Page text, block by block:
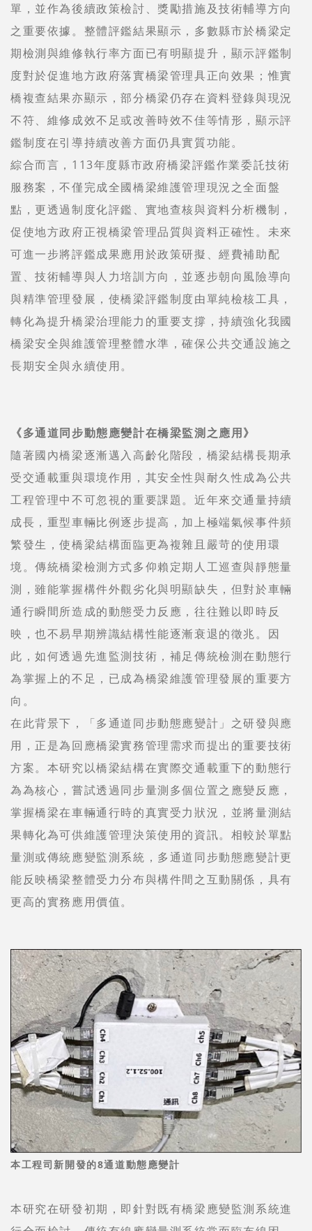
單，並作為後續政策檢討、獎勵措施及技術輔導方向
之重要依據。整體評鑑結果顯示，多數縣市於橋梁定
期檢測與維修執行率方面已有明顯提升，顯示評鑑制
度對於促進地方政府落實橋梁管理具正向效果；惟實
橋複查結果亦顯示，部分橋梁仍存在資料登錄與現況
不符、維修成效不足或改善時效不佳等情形，顯示評
鑑制度在引導持續改善方面仍具實質功能。
綜合而言，113年度縣市政府橋梁評鑑作業委託技術
服務案，不僅完成全國橋梁維護管理現況之全面盤
點，更透過制度化評鑑、實地查核與資料分析機制，
促使地方政府正視橋梁管理品質與資料正確性。未來
可進一步將評鑑成果應用於政策研擬、經費補助配
置、技術輔導與人力培訓方向，並逐步朝向風險導向
與精準管理發展，使橋梁評鑑制度由單純檢核工具，
轉化為提升橋梁治理能力的重要支撐，持續強化我國
橋梁安全與維護管理整體水準，確保公共交通設施之
長期安全與永續使用。
《多通道同步動態應變計在橋梁監測之應用》
隨著國內橋梁逐漸邁入高齡化階段，橋梁結構長期承
受交通載重與環境作用，其安全性與耐久性成為公共
工程管理中不可忽視的重要課題。近年來交通量持續
成長，重型車輛比例逐步提高，加上極端氣候事件頻
繁發生，使橋梁結構面臨更為複雜且嚴苛的使用環
境。傳統橋梁檢測方式多仰賴定期人工巡查與靜態量
測，雖能掌握構件外觀劣化與明顯缺失，但對於車輛
通行瞬間所造成的動態受力反應，往往難以即時反
映，也不易早期辨識結構性能逐漸衰退的徵兆。因
此，如何透過先進監測技術，補足傳統檢測在動態行
為掌握上的不足，已成為橋梁維護管理發展的重要方
向。
在此背景下，「多通道同步動態應變計」之研發與應
用，正是為回應橋梁實務管理需求而提出的重要技術
方案。本研究以橋梁結構在實際交通載重下的動態行
為為核心，嘗試透過同步量測多個位置之應變反應，
掌握橋梁在車輛通行時的真實受力狀況，並將量測結
果轉化為可供維護管理決策使用的資訊。相較於單點
量測或傳統應變監測系統，多通道同步動態應變計更
能反映橋梁整體受力分布與構件間之互動關係，具有
更高的實務應用價值。
本工程司新開發的8通道動態應變計
本研究在研發初期，即針對既有橋梁應變監測系統進